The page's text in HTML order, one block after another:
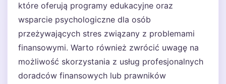
które oferują programy edukacyjne oraz
wsparcie psychologiczne dla osób
przeżywających stres związany z problemami
finansowymi. Warto również zwrócić uwagę na
możliwość skorzystania z usług profesjonalnych
doradców finansowych lub prawników